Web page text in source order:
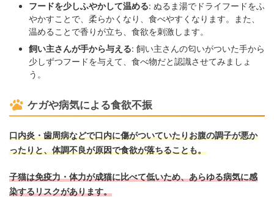
フードを少しふやかして温める: ぬるま湯でドライフードをふ
やかすことで、柔らかくなり、食べやすくなります。また、
温めることで香りが立ち、食欲を刺激します。
飼い主さんが手から与える: 飼い主さんの匂いがついた手から
少しずつフードを与えて、食べ物だと認識させてみましょ
う。
ケガや病気による食欲不振
口内炎・歯周病などで口内に傷がついていたりお腹の調子が悪か
ったりと、体調不良が原因で食欲が落ちることも。
子猫は免疫力・体力が成猫に比べて低いため、あらゆる病気に感
染するリスクがあります。